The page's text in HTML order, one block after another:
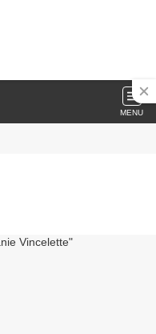
MENU